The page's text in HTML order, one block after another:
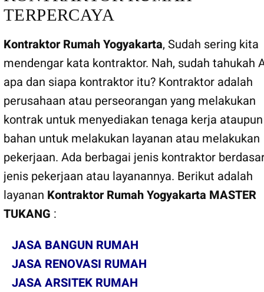
TERPERCAYA
Kontraktor Rumah Yogyakarta, Sudah sering kita
mendengar kata kontraktor. Nah, sudah tahukah
apa dan siapa kontraktor itu? Kontraktor adalah
perusahaan atau perseorangan yang melakukan
kontrak untuk menyediakan tenaga kerja ataupun
bahan untuk melakukan layanan atau melakukan
pekerjaan. Ada berbagai jenis kontraktor
jenis pekerjaan atau layanannya. Berikut adalah
layanan Kontraktor Rumah Yogyakarta MASTER
TUKANG :
JASA BANGUN RUMAH
JASA RENOVASI RUMAH
JASA ARSITEK RUMAH